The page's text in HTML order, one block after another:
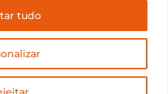
tudo
Santiago FM. Todos os
porCEOS Tech